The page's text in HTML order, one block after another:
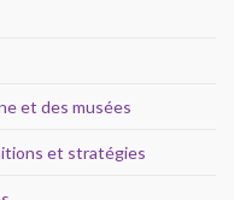
et des musées
et stratégies